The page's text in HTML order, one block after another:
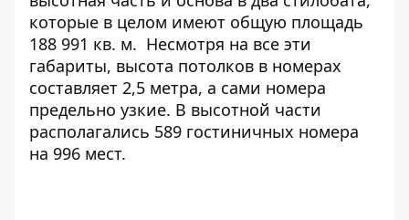
которые в целом имеют общую площадь
188 991 кв. м. Несмотря на все эти
габариты, высота потолков в номерах
составляет 2,5 метра, а сами номера
предельно узкие. В высотной части
располагались 589 гостиничных номера
на 996 мест.